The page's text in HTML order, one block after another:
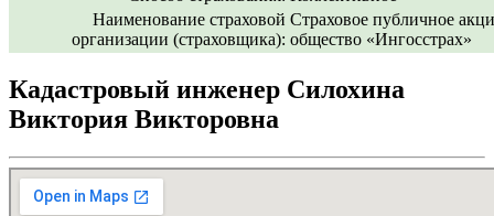
Наименование страховой
организации (страховщика):
Страховое публичное
общество «Ингосстрах»
Кадастровый инженер Силохина
Виктория Викторовна